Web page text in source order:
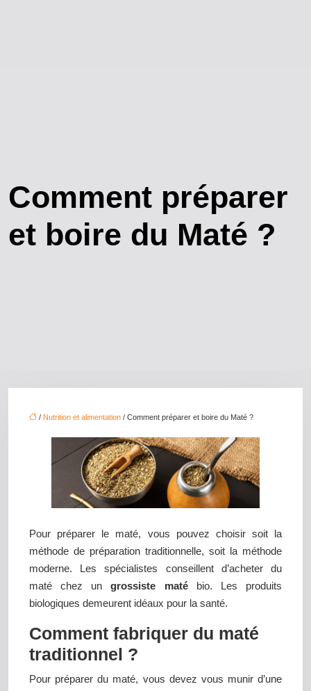
Comment préparer
et boire du Maté ?
/ Nutrition et alimentation / Comment préparer et boire du Maté ?
Pour préparer le maté, vous pouvez choisir soit la
méthode de préparation traditionnelle, soit la méthode
moderne. Les spécialistes conseillent d’acheter du
maté chez ungrossiste matébio. Les produits
biologiques demeurent idéaux pour la santé.
Comment fabriquer du maté
traditionnel ?
Pour préparer du maté, vous devez vous munir d’une